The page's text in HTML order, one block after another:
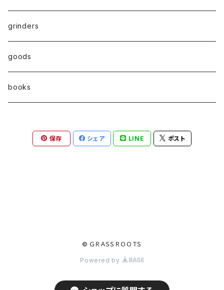
hand pipe
kingsize
Active carbon filter(活性炭フィルター）
8㎜
7㎜
grinders
goods
books
保存 シェア LINE ポスト
© ＧＲＡＳＳＲＯＯＴＳ
Powered by